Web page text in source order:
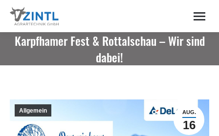
content
Karpfhamer Fest & Rottalschau – Wir sind
dabei!
AUG.
16
Allgemein